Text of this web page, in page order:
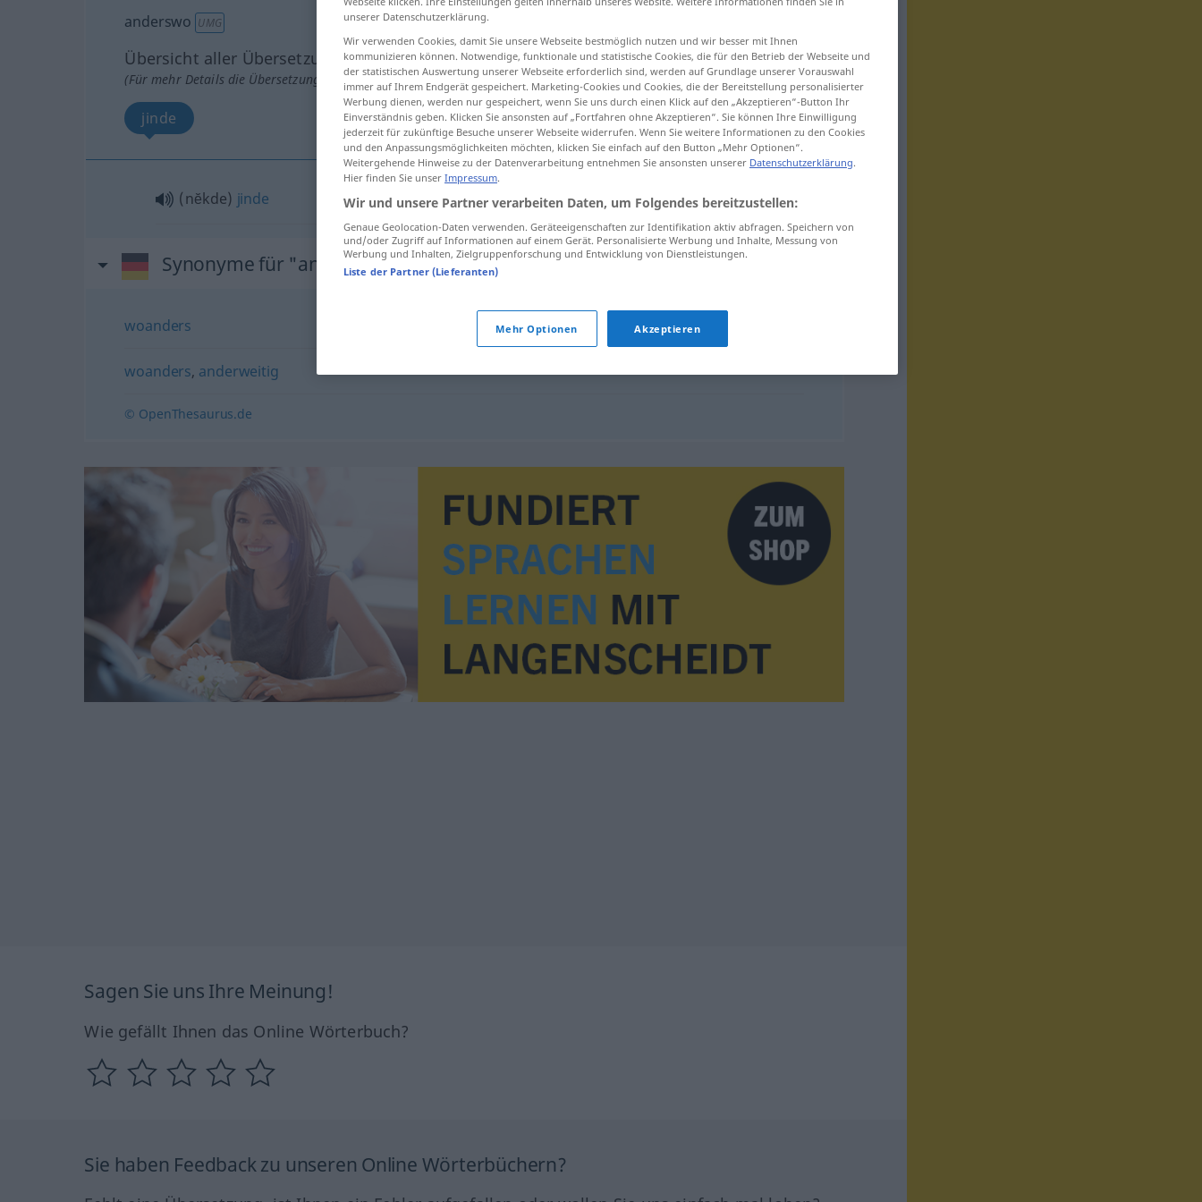
anderswo UMG
Übersicht aller Übersetzungen
(Für mehr Details die Übersetzung anklicken/antippen)
jinde
(nĕkde) jinde anderswo
Synonyme für "anderswo"
woanders
woanders, anderweitig
© OpenThesaurus.de
Sagen Sie uns Ihre Meinung!
Wie gefällt Ihnen das Online Wörterbuch?
Sie haben Feedback zu unseren Online Wörterbüchern?
unserer Datenschutzerklärung.
Wir verwenden Cookies, damit Sie unsere Webseite bestmöglich nutzen und wir besser mit Ihnen
kommunizieren können. Notwendige, funktionale und statistische Cookies, die für den Betrieb der Webseite und
der statistischen Auswertung unserer Webseite erforderlich sind, werden auf Grundlage unserer Vorauswahl
immer auf Ihrem Endgerät gespeichert. Marketing-Cookies und Cookies, die der Bereitstellung personalisierter
Werbung dienen, werden nur gespeichert, wenn Sie uns durch einen Klick auf den „Akzeptieren“-Button Ihr
Einverständnis geben. Klicken Sie ansonsten auf „Fortfahren ohne Akzeptieren“. Sie können Ihre Einwilligung
jederzeit für zukünftige Besuche unserer Webseite widerrufen. Wenn Sie weitere Informationen zu den Cookies
und den Anpassungsmöglichkeiten möchten, klicken Sie einfach auf den Button „Mehr Optionen“.
Weitergehende Hinweise zu der Datenverarbeitung entnehmen Sie ansonsten unserer Datenschutzerklärung.
Hier finden Sie unser Impressum.
Wir und unsere Partner verarbeiten Daten, um Folgendes bereitzustellen:
Genaue Geolocation-Daten verwenden. Geräteeigenschaften zur Identifikation aktiv abfragen. Speichern von
und/oder Zugriff auf Informationen auf einem Gerät. Personalisierte Werbung und Inhalte, Messung von
Werbung und Inhalten, Zielgruppenforschung und Entwicklung von Dienstleistungen.
Liste der Partner (Lieferanten)
Mehr Optionen Akzeptieren